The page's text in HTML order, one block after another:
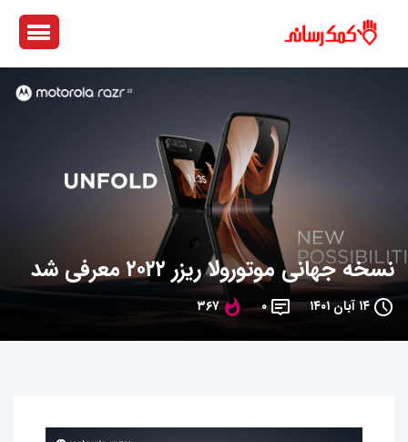
نسخه جهانی موتورولا ریزر ۲۰۲۲ معرفی شد
۱۴ آبان ۱۴۰۱ ۰ ۳۶۷